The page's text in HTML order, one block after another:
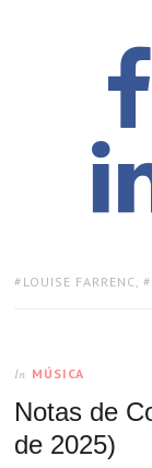
TAGS:
LOUISE FARRENC ,
In MÚSICA
Notas de
de 2025)